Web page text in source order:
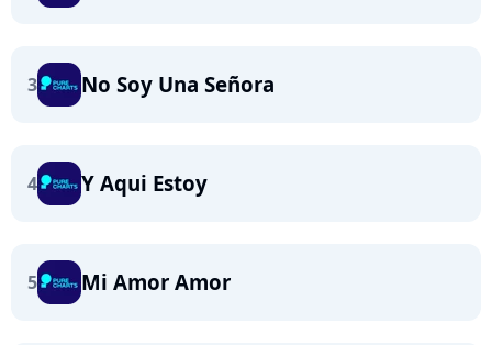
3 No Soy Una Señora
4 Y Aqui Estoy
5 Mi Amor Amor